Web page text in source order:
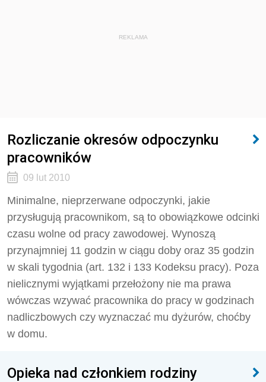
REKLAMA
Rozliczanie okresów odpoczynku
pracowników
09 lut 2010
Minimalne, nieprzerwane odpoczynki, jakie
przysługują pracownikom, są to obowiązkowe odcinki
czasu wolne od pracy zawodowej. Wynoszą
przynajmniej 11 godzin w ciągu doby oraz 35 godzin
w skali tygodnia (art. 132 i 133 Kodeksu pracy). Poza
nielicznymi wyjątkami przełożony nie ma prawa
wówczas wzywać pracownika do pracy w godzinach
nadliczbowych czy wyznaczać mu dyżurów, choćby
w domu.
Opieka nad członkiem rodziny